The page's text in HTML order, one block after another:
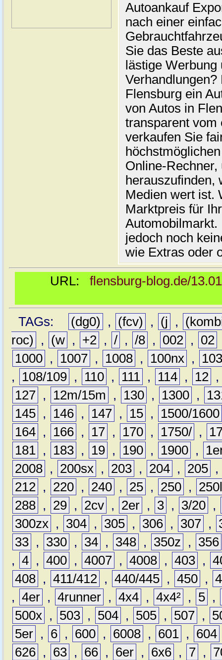
Autoankauf
nach einer
Sie das Beste
lästige
Flensburg ein
von Autos in
transparent vom
verkaufen Sie
Online-
herauszufinden,
Medien wert ist.
Marktpreis für
jedoch noch
wie Extras oder
URL: flensburg-blog.de/
TAGs: (dg0) , (fcv) , (j ,
roc)
, (w , +2 , / , /8 , 002 , 02
1000 , 1007 , 1008 , 100nx ,
,
108/109 , 110 , 111 , 114 , 12
127 , 12m/15m , 130 , 1300 ,
145 , 146 , 147 , 15 ,
1500/1600
164 , 166 , 17 , 170 , 1750/ ,
181 , 183 , 19 , 190 , 1900 ,
2008 , 200sx , 203 , 204 , 205 ,
212 , 220 , 240 , 25 , 250 ,
288 , 29 , 2cv , 2er , 3 , 3/20 ,
300zx , 304 , 305 , 306 , 307 ,
33 , 330 , 34 , 348 , 350z ,
356
, 4 , 400 , 4007 , 4008 , 403 ,
408 , 411/412 , 440/445 , 450 ,
, 4er , 4runner , 4x4 , 4x4² , 5 ,
500x , 503 , 504 , 505 , 507 ,
5er , 6 , 600 , 6008 , 601 , 604
626 , 63 , 66 , 6er , 6x6 , 7 ,